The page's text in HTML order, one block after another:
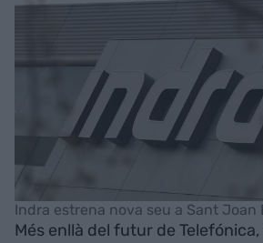
Indra estrena nova seu a Sant Joan
Més enllà del futur de